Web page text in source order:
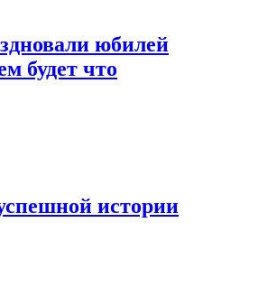
юбилей
будет что
истории